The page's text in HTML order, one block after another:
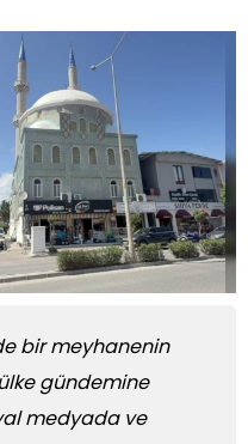
bir meyhanenin
gündemine
medyada ve